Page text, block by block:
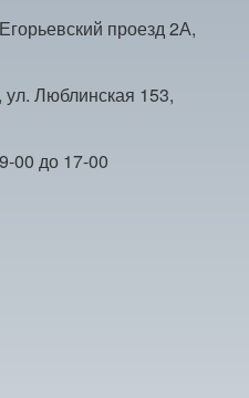
проезд 2А,
Люблинская 153,
00 до 17-00